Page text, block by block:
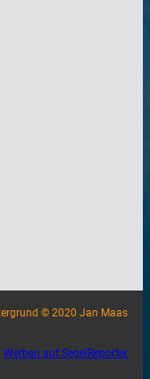
© 2020 Jan Maas
Werben auf SegelReporter